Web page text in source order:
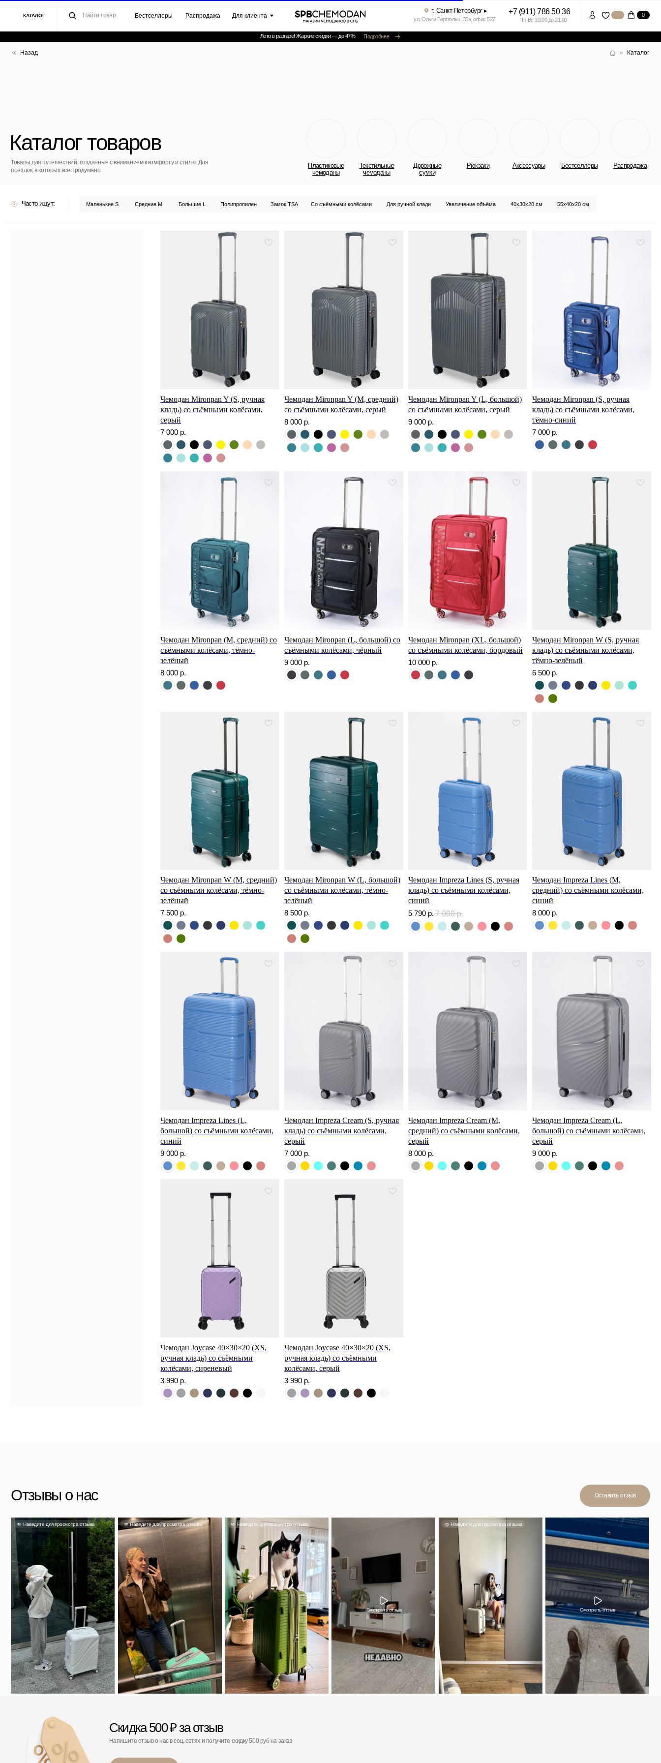
КАТАЛОГ Бестселлеры Распродажа Для клиента
ул. Ольги Берггольц, 35а, офис 527
+7 (911) 786 50 36
Пн-Вс 10:00 до 21:00
Найти товар
г. Санкт-Петербург ▸
Подробнее
Лето в разгаре! Жаркие скидки — до 47%
Товары для путешествий, созданные с вниманием к комфорту и стилю. Для
поездок, в которых всё продумано
Чемодан Mironpan Y (S, ручная
кладь) со съёмными колёсами,
серый
7 000 р.
Чемодан Mironpan Y (M, средний)
со съёмными колёсами, серый
8 000 р.
Чемодан Mironpan Y (L, большой)
со съёмными колёсами, серый
9 000 р.
Чемодан Mironpan (S, ручная
кладь) со съёмными колёсами,
тёмно-синий
7 000 р.
Чемодан Mironpan (M, средний) со
съёмными колёсами, тёмно-
зелёный
8 000 р.
Чемодан Mironpan (L, большой) со
съёмными колёсами, чёрный
9 000 р.
Чемодан Mironpan (XL, большой)
со съёмными колёсами, бордовый
10 000 р.
Чемодан Mironpan W (S, ручная
кладь) со съёмными колёсами,
тёмно-зелёный
6 500 р.
Чемодан Mironpan W (M, средний)
со съёмными колёсами, тёмно-
зелёный
7 500 р.
Чемодан Mironpan W (L, большой)
со съёмными колёсами, тёмно-
зелёный
8 500 р.
Чемодан Impreza Lines (S, ручная
кладь) со съёмными колёсами,
синий
5 790 р. 7 000 р.
Чемодан Impreza Lines (M,
средний) со съёмными колёсами,
синий
8 000 р.
Чемодан Impreza Lines (L,
большой) со съёмными колёсами,
синий
9 000 р.
Чемодан Impreza Cream (S, ручная
кладь) со съёмными колёсами,
серый
7 000 р.
Чемодан Impreza Cream (M,
средний) со съёмными колёсами,
серый
8 000 р.
Чемодан Impreza Cream (L,
большой) со съёмными колёсами,
серый
9 000 р.
Чемодан Joycase 40×30×20 (XS,
ручная кладь) со съёмными
колёсами, сиреневый
3 990 р.
Чемодан Joycase 40×30×20 (XS,
ручная кладь) со съёмными
колёсами, серый
3 990 р.
Наведите для просмотра отзыва
Наведите для просмотра отзыва
очень вместительный и главное
легкий. Если выбрали, не
сомневайтесь!
Напишите отзыв о нас в соц. сетях и получите скидку 500 руб на заказ
Скидка 500 ₽ за отзыв
Подробнее
Популярные вопросы от наших покупателей
Ответы на вопросы